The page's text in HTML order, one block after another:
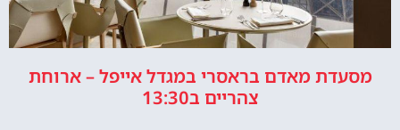
מסעדת מאדם בראסרי במגדל אייפל – ארוחת
צהריים ב13:30